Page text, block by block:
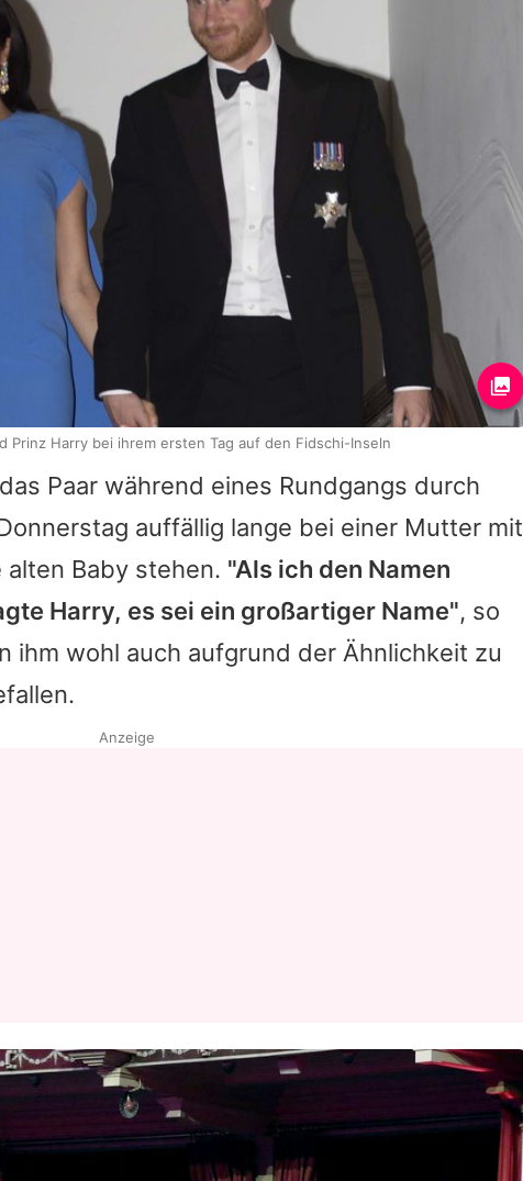
Paar während eines Rundgangs durch
auffällig lange bei einer Mutter mit
Baby stehen. "Als ich den Namen
Harry, es sei ein großartiger Name", so
ihm wohl auch aufgrund der Ähnlichkeit zu
Prinz Harry bei ihrem ersten Tag auf den Fidschi-Inseln
Anzeige